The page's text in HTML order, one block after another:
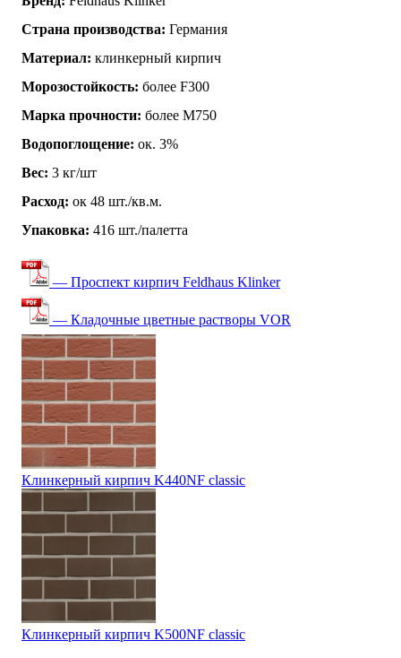
Страна производства: Германия
Материал: клинкерный кирпич
Морозостойкость: более F300
Марка прочности: более М750
Водопоглощение: ок. 3%
Вес: 3 кг/шт
Расход: ок 48 шт./кв.м.
Упаковка: 416 шт./палетта
— Проспект кирпич Feldhaus Klinker
— Кладочные цветные растворы VOR
Клинкерный кирпич K440NF classic
Клинкерный кирпич K500NF classic